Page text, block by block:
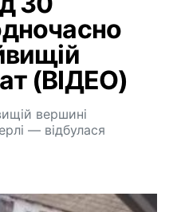
(ВІДЕО)
вершині
— відбулася